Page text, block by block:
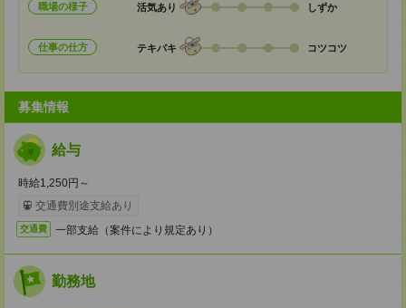
職場の様子 活気あり しずか
仕事の仕方 テキパキ コツコツ
募集情報
給与
時給1,250円～
交通費別途支給あり
交通費 一部支給（案件により規定あり）
勤務地